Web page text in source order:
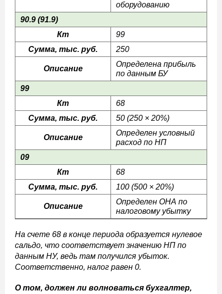
оборудованию
90.9 (91.9)
Кт
99
Сумма, тыс. руб.
250
Описание
Определена прибыль
по данным БУ
99
Кт
68
Сумма, тыс. руб.
50 (250 × 20%)
Описание
Определен условный
расход по НП
09
Кт
68
Сумма, тыс. руб.
100 (500 × 20%)
Описание
Определен ОНА по
налоговому убытку
На счете 68 в конце периода образуется нулевое
сальдо, что соответствует значению НП по
данным НУ, ведь там получился убыток.
Соответственно, налог равен 0.
О том, должен ли волноваться бухгалтер,